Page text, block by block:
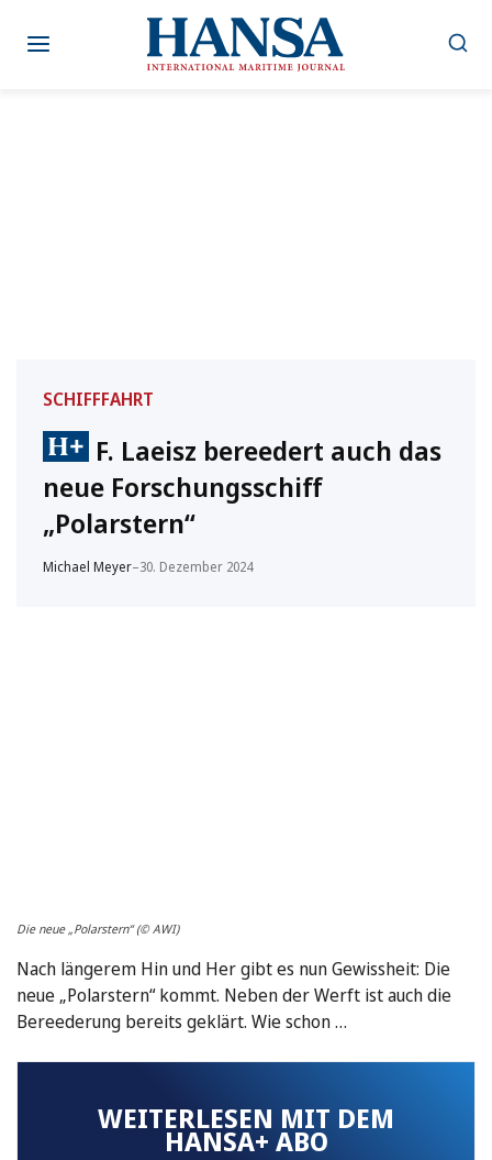
Inhalt
SCHIFFFAHRT
F. Laeisz bereedert auch das
neue Forschungsschiff
„Polarstern“
Michael Meyer–30. Dezember 2024
Die neue „Polarstern“ (© AWI)
Nach längerem Hin und Her gibt es nun Gewissheit: Die
neue „Polarstern“ kommt. Neben der Werft ist auch die
Bereederung bereits geklärt. Wie schon …
WEITERLESEN MIT DEM
HANSA+ ABO